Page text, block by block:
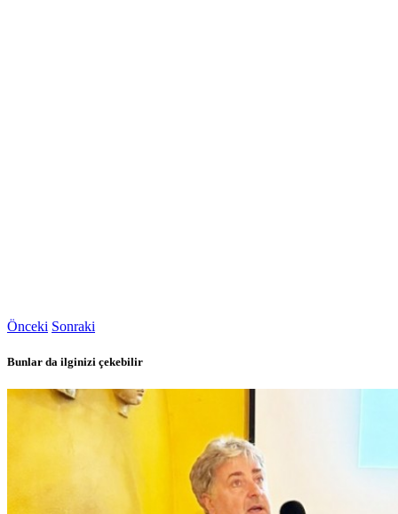
Önceki Sonraki
Bunlar da ilginizi çekebilir